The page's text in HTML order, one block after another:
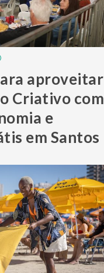
aproveitar
Criativo com
e
em Santos